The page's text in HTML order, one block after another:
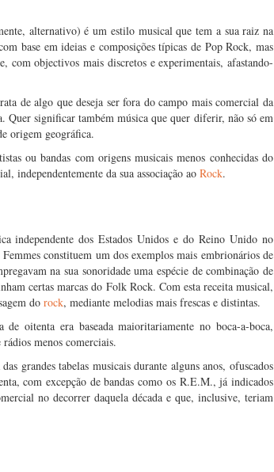
alternativo) é um estilo musical que tem a sua raiz na
base em ideias e composições típicas de Pop Rock, mas
com objectivos mais discretos e experimentais, afastando-
de algo que deseja ser fora do campo mais comercial da
Quer significar também música que quer diferir, não só em
origem geográfica.
ou bandas com origens musicais menos conhecidas do
independentemente da sua associação ao Rock.
independente dos Estados Unidos e do Reino Unido no
constituem um dos exemplos mais embrionários de
na sua sonoridade uma espécie de combinação de
certas marcas do Folk Rock. Com esta receita musical,
do rock, mediante melodias mais frescas e distintas.
oitenta era baseada maioritariamente no boca-a-boca,
rádios menos comerciais.
grandes tabelas musicais durante alguns anos, ofuscados
com excepção de bandas como os R.E.M., já indicados
no decorrer daquela década e que, inclusive, teriam